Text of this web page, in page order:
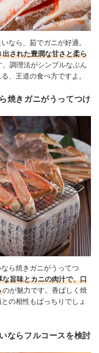
なら、茹でガニが好適。
された豊潤な甘さと柔ら
。調理法がシンプルなぶん
、王道の食べ方ですよ。
焼きガニがうってつけ
ら焼きガニがうってつ
旨味とカニの肉汁で、口
のが魅力です。香ばしく焼
の相性もばっちりでしょ
ならフルコースを検討